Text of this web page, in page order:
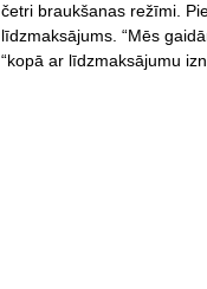
četri braukšanas režīmi.
līdzmaksājums. “Mēs
“kopā ar līdzmaksājumu